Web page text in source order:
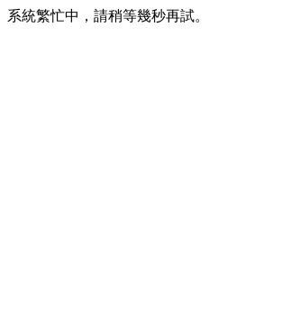
系統繁忙中，請稍等幾秒再試。